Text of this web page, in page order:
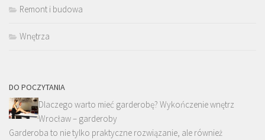
Remont i budowa
Wnętrza
DO POCZYTANIA
Dlaczego warto mieć garderobę? Wykończenie wnętrz
Wrocław – garderoby
Garderoba to nie tylko praktyczne rozwiązanie, ale również